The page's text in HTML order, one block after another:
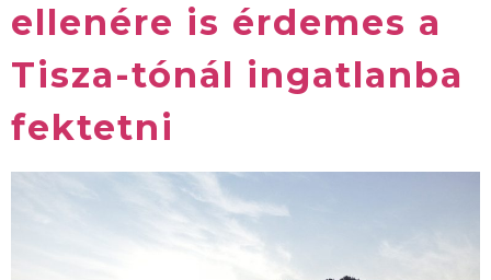
ellenére is érdemes a
Tisza-tónál ingatlanba
fektetni